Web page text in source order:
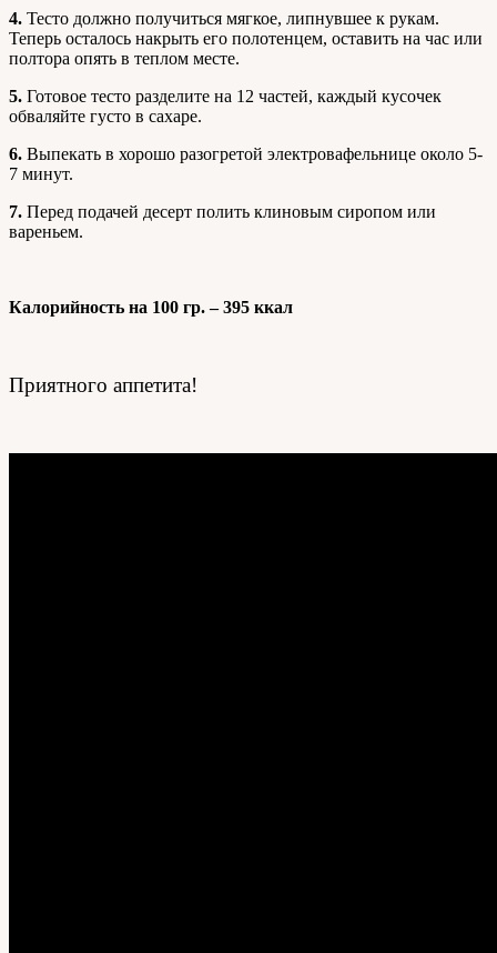
4. Тесто должно получиться мягкое, липнувшее к рукам.
Теперь осталось накрыть его полотенцем, оставить на час или
полтора опять в теплом месте.
5. Готовое тесто разделите на 12 частей, каждый кусочек
обваляйте густо в сахаре.
6. Выпекать в хорошо разогретой электровафельнице около 5-
7 минут.
7. Перед подачей десерт полить клиновым сиропом или
вареньем.
Калорийность на 100 гр. – 395 ккал
Приятного аппетита!